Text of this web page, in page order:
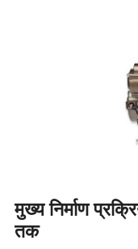
मुख्य निर्माण
तक